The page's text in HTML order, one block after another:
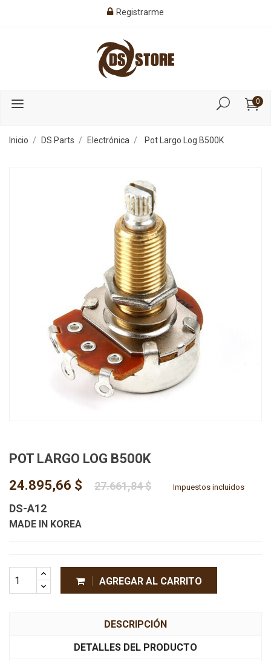
Registrarme
0
Inicio DS Parts Electrónica Pot Largo Log B500K
POT LARGO LOG B500K
24.895,66 $
27.661,84 $ Impuestos incluidos
DS-A12
MADE IN KOREA
AGREGAR AL CARRITO
DESCRIPCIÓN
DETALLES DEL PRODUCTO